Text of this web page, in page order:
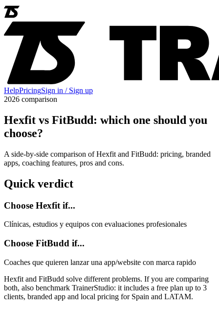
HelpPricingSign in / Sign up
2026 comparison
Hexfit vs FitBudd: which one should you
choose?
A side-by-side comparison of Hexfit and FitBudd: pricing, branded
apps, coaching features, pros and cons.
Quick verdict
Choose Hexfit if...
Clínicas, estudios y equipos con evaluaciones profesionales
Choose FitBudd if...
Coaches que quieren lanzar una app/website con marca rapido
Hexfit and FitBudd solve different problems. If you are comparing
both, also benchmark TrainerStudio: it includes a free plan up to 3
clients, branded app and local pricing for Spain and LATAM.